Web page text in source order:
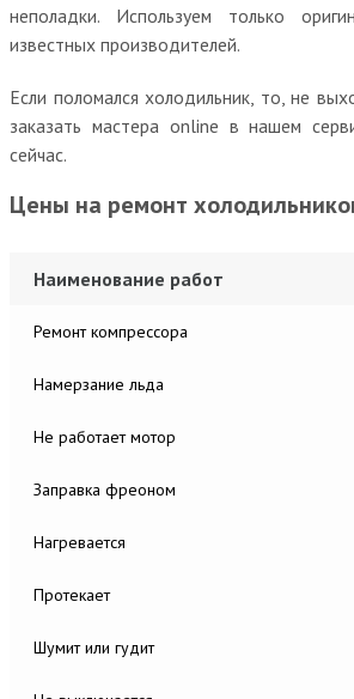
неполадки. Используем только
известных производителей.
Если поломался холодильник, то, не
заказать мастера online в нашем
сейчас.
Цены на ремонт
Наименование работ
Ремонт компрессора
Намерзание льда
Не работает мотор
Заправка фреоном
Нагревается
Протекает
Шумит или гудит